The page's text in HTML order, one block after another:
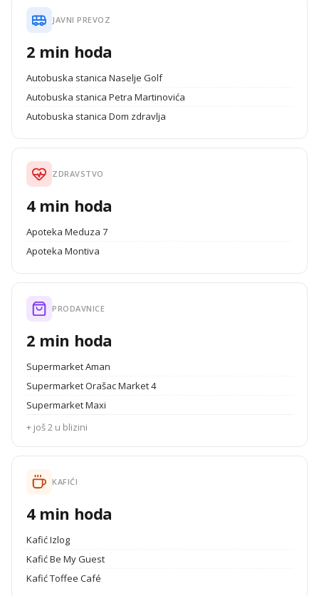
JAVNI PREVOZ
2 min hoda
Autobuska stanica Naselje Golf
Autobuska stanica Petra Martinovića
Autobuska stanica Dom zdravlja
ZDRAVSTVO
4 min hoda
Apoteka Meduza 7
Apoteka Montiva
PRODAVNICE
2 min hoda
Supermarket Aman
Supermarket Orašac Market 4
Supermarket Maxi
+ još 2 u blizini
KAFIĆI
4 min hoda
Kafić Izlog
Kafić Be My Guest
Kafić Toffee Café